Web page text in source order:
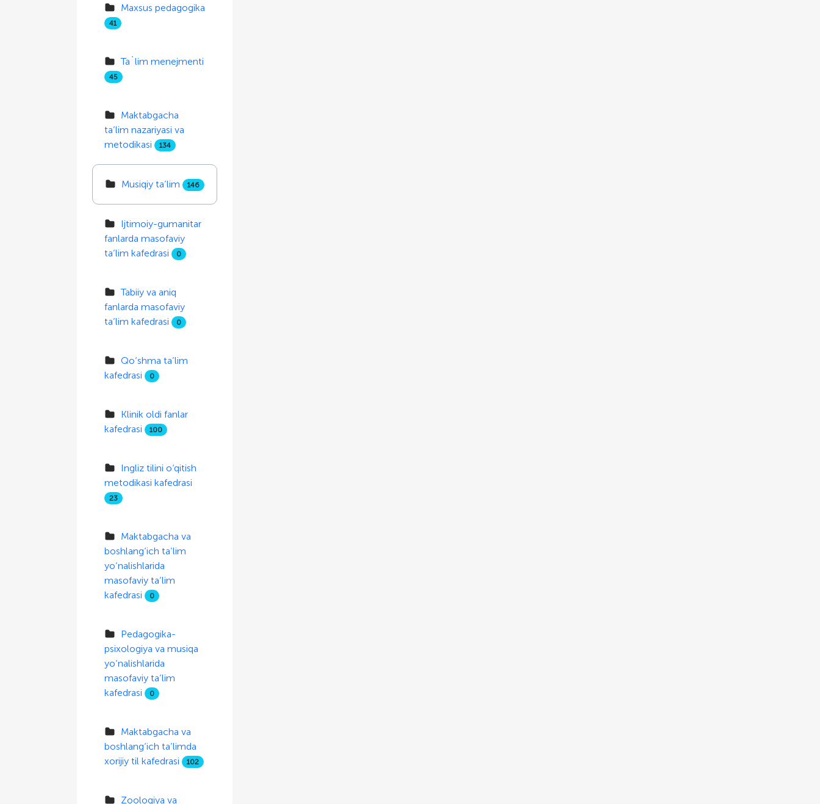
Maxsus pedagogika
41
Ta`lim menejmenti
45
Maktabgacha
ta’lim nazariyasi va
metodikasi
134
Musiqiy ta’lim 146
Ijtimoiy-gumanitar
fanlarda masofaviy
ta’lim kafedrasi
0
Tabiiy va aniq
fanlarda masofaviy
ta’lim kafedrasi
0
Qo‘shma ta’lim
kafedrasi
0
Klinik oldi fanlar
kafedrasi
100
Ingliz tilini o‘qitish
metodikasi kafedrasi
23
Maktabgacha va
boshlang‘ich ta’lim
yo‘nalishlarida
masofaviy ta’lim
kafedrasi
0
Pedagogika-
psixologiya va musiqa
yo‘nalishlarida
masofaviy ta’lim
kafedrasi
0
Maktabgacha va
boshlang‘ich ta’limda
xorijiy til kafedrasi
102
Zoologiya va